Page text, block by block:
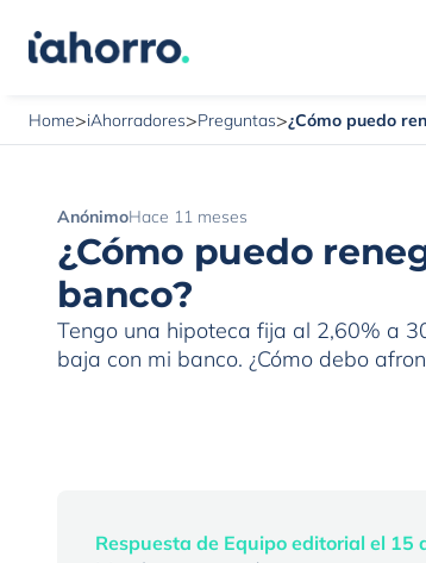
Home>iAhorradores>Preguntas>
AnónimoHace 11 meses
¿Cómo puedo
banco?
Tengo una hipoteca fija al 2,60% a
baja con mi banco. ¿Cómo debo
Respuesta de Equipo editorial el 15